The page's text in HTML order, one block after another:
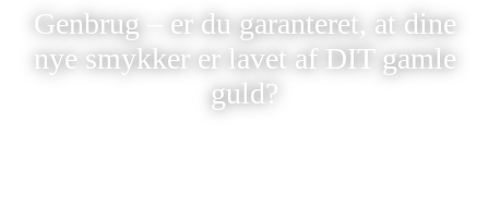
Genbrug – er du garanteret, at dine
nye smykker er lavet af DIT gamle
guld?